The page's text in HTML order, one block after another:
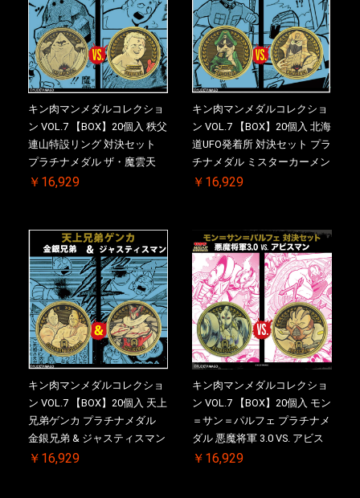
キン肉マンメダルコレクショ
ン VOL.7 【BOX】20個入 秩父
連山特設リング 対決セット
プラチナメダル ザ・魔雲天
VS. テリーマン 3.0 初回シリア
売品)付
￥16,929
キン肉マンメダルコレクショ
ン VOL.7 【BOX】20個入 北海
道UFO発着所 対決セット プラ
チナメダル ミスターカーメン
VS. ブロッケン Jr. 2.0 初回シ
ル(非売品)付
￥16,929
キン肉マンメダルコレクショ
ン VOL.7 【BOX】20個入 天上
兄弟ゲンカ プラチナメダル
金銀兄弟 & ジャスティスマン
2.0 初回シリアルNO.入 ケース
￥16,929
キン肉マンメダルコレクショ
ン VOL.7 【BOX】20個入 モン
＝サン＝パルフェ プラチナメ
ダル 悪魔将軍 3.0 VS. アビス
マン 初回シリアルNO.入 ケー
￥16,929